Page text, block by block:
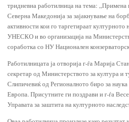
тридневна работилница на тема: „Примена
Северна Македонија за зајакнување на
активности кои го таргетираат
УНЕСКО и во организација на
соработка со НУ Национален
Работилницата ја отворија г-ѓа Марија
секретар од Министерството за култура и
Слипичевиќ од Регионалното биро за
Европа. Присутните ги поздрави и г-ѓа
Управата за заштита на културното